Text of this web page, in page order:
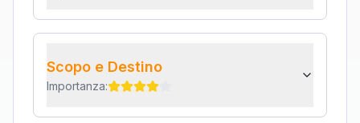
Scopo e Destino
Importanza: